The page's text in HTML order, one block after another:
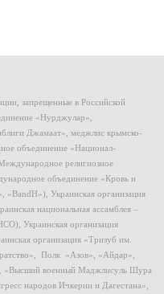
запрещенные в Российской
«Нурджулар»,
Джамаат», меджлис крымско-
объединение «Национал-
религиозное
объединение «Кровь и
Украинская организация
национальная ассамблея –
Украинская организация
организация «Тризуб им.
Полк «Азов», «Айдар»,
«Высший военный Маджлисуль Шура
народов Ичкерии и Дагестана»,